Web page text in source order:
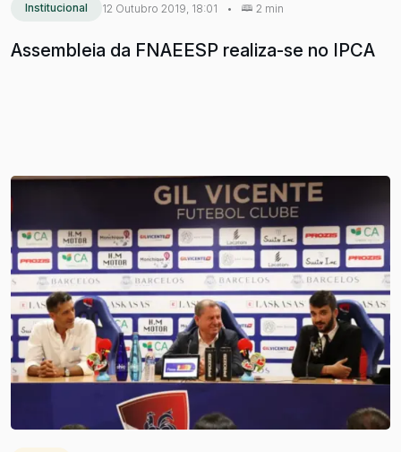
Institucional 12 Outubro 2019, 18:01 • 2 min
Assembleia da FNAEESP realiza-se no IPCA